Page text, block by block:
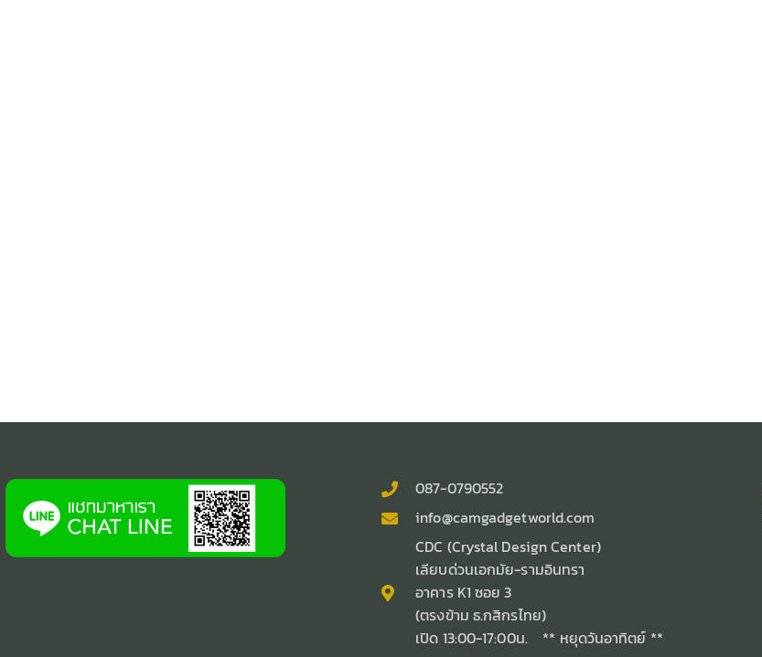
087-0790552
info@camgadgetworld.com
CDC (Crystal Design Center)
เลียบด่วนเอกมัย-รามอินทรา
อาคาร K1 ซอย 3
(ตรงข้าม ธ.กสิกรไทย)
เปิด 13:00-17:00น. ** หยุดวันอาทิตย์ **